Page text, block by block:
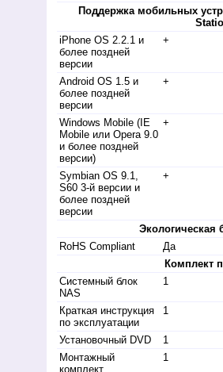
Поддержка мобильных
iPhone OS 2.2.1 и
более поздней
версии
+
Android OS 1.5 и
более поздней
версии
+
Windows Mobile (IE
Mobile или Opera 9.0
и более поздней
версии)
+
Symbian OS 9.1,
S60 3-й версии и
более поздней
версии
+
Экологическая
RoHS Compliant
Да
Комплект
Системный блок
NAS
1
Краткая инструкция
по эксплуатации
1
Установочный DVD
1
Монтажный
комплект
1